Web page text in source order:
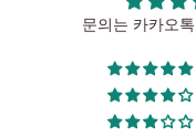
문의는 카카오